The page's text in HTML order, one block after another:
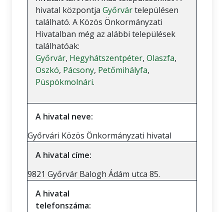
hivatal központja Győrvártelepülésen
található. A Közös Önkormányzati
Hivatalban még az alábbi települések
találhatóak:
Győrvár, Hegyhátszentpéter, Olaszfa,
Oszkó, Pácsony, Petőmihályfa,
Püspökmolnári.
A hivatal neve:
Győrvári Közös Önkormányzati hivatal
A hivatal címe:
9821 Győrvár Balogh Ádám utca 85.
A hivatal
telefonszáma: